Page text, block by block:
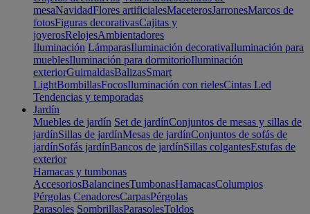
mesaNavidadFlores artificialesMaceterosJarronesMarcos de
fotosFiguras decorativasCajitas y
joyerosRelojesAmbientadores
Iluminación LámparasIluminación decorativaIluminación para
mueblesIluminación para dormitorioIluminación
exteriorGuirnaldasBalizasSmart
LightBombillasFocosIluminación con rielesCintas Led
Tendencias y temporadas
Jardín
Muebles de jardín Set de jardínConjuntos de mesas y sillas de
jardínSillas de jardínMesas de jardínConjuntos de sofás de
jardínSofás jardínBancos de jardínSillas colgantesEstufas de
exterior
Hamacas y tumbonas
AccesoriosBalancinesTumbonasHamacasColumpios
Pérgolas CenadoresCarpasPérgolas
Parasoles SombrillasParasolesToldos